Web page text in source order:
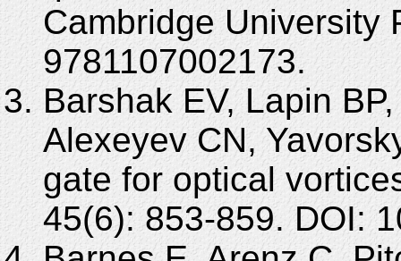
Cambridge University
9781107002173.
Barshak EV, Lapin
Alexeyev CN,
gate for optical
45(6): 853-859. DOI: